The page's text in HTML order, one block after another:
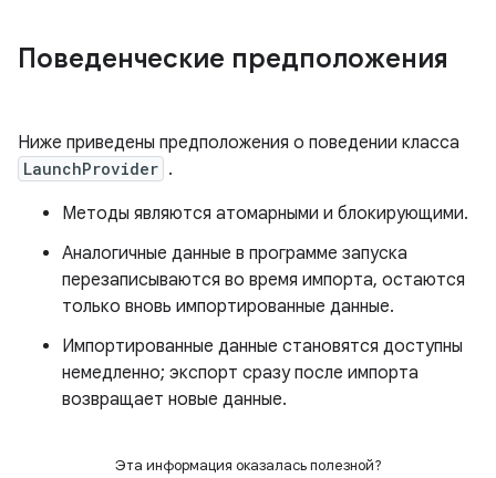
Поведенческие предположения
Ниже приведены предположения о поведении класса
LaunchProvider .
Методы являются атомарными и блокирующими.
Аналогичные данные в программе запуска
перезаписываются во время импорта, остаются
только вновь импортированные данные.
Импортированные данные становятся доступны
немедленно; экспорт сразу после импорта
возвращает новые данные.
Эта информация оказалась полезной?